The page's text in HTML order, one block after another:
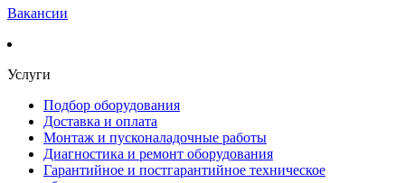
Вакансии
Услуги
Подбор оборудования
Доставка и оплата
Монтаж и пусконаладочные работы
Диагностика и ремонт оборудования
Гарантийное и постгарантийное техническое